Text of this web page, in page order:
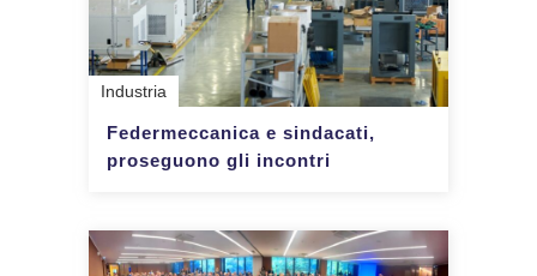
Industria
Federmeccanica e sindacati,
proseguono gli incontri